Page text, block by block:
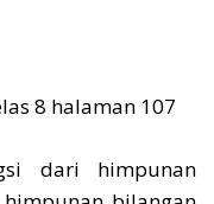
dari himpunan